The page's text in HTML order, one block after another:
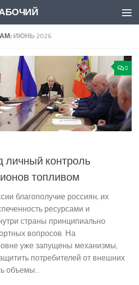
ИЮНЬ 2026
0
личный контроль
топливом
благополучие россиян, их
ресурсами и
страны принципиально
вопросов. На
уже запущены механизмы,
потребителей от внешних
объемы...